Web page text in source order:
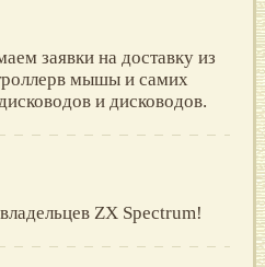
заявки на доставку из
мышы и самих
и дисководов.
ZX Spectrum!